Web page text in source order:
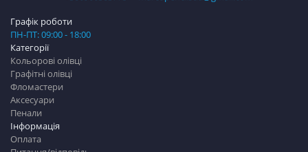
Категорії
Кольорові олівці
Графітні олівці
Фломастери
Аксесуари
Пенали
Інформація
Оплата
Графік роботи
ПН-ПТ: 09:00 - 18:00